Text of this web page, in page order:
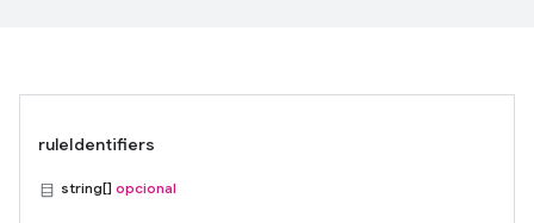
ruleIdentifiers
string[] opcional